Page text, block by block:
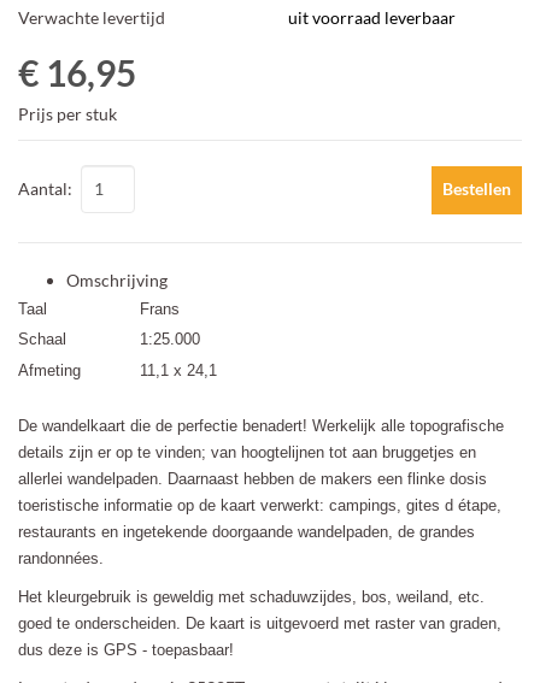
Verwachte levertijd
uit voorraad leverbaar
€ 16,95
Prijs per stuk
Aantal: Bestellen
Omschrijving
Taal
Frans
Schaal
1:25.000
Afmeting
11,1 x 24,1
De wandelkaart die de perfectie benadert! Werkelijk alle topografische
details zijn er op te vinden; van hoogtelijnen tot aan bruggetjes en
allerlei wandelpaden. Daarnaast hebben de makers een flinke dosis
toeristische informatie op de kaart verwerkt: campings, gites d étape,
restaurants en ingetekende doorgaande wandelpaden, de grandes
randonnées.
Het kleurgebruik is geweldig met schaduwzijdes, bos, weiland, etc.
goed te onderscheiden. De kaart is uitgevoerd met raster van graden,
dus deze is GPS - toepasbaar!